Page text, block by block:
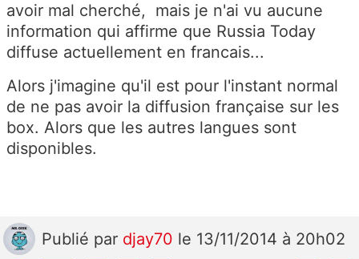
avoir mal cherché, mais je n'ai vu aucune
information qui affirme que Russia Today
diffuse actuellement en francais...
Alors j'imagine qu'il est pour l'instant normal
de ne pas avoir la diffusion française sur les
box. Alors que les autres langues sont
disponibles.
Publié par djay70 le 13/11/2014 à 20h02